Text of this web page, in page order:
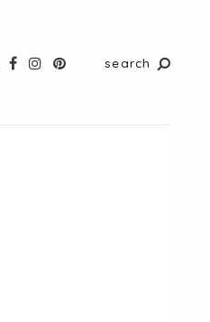
search